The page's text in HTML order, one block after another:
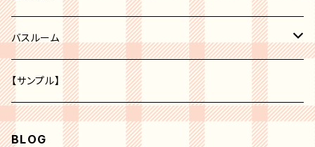
オレンジ系
パープル系
グリーン系
美容液
ピーリング
クリーム
美白
歯磨き粉
バスルーム
トイレ
【サンプル】
BLOG